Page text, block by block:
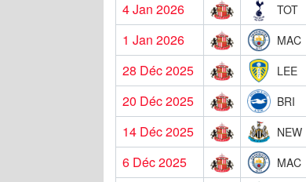
4 Jan 2026
TOT
1 Jan 2026
MAC
28 Déc 2025
LEE
20 Déc 2025
BRI
14 Déc 2025
NEW
6 Déc 2025
MAC